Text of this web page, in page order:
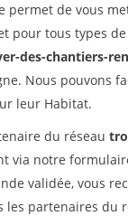
permet de vous
pour tous types
des-chantiers-
Nous pouvons
leur Habitat.
du réseau
via notre
validée, vous
les partenaires du